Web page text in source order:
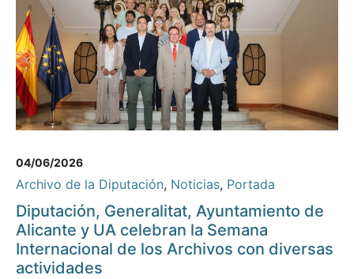
04/06/2026
Archivo de la Diputación, Noticias, Portada
Diputación, Generalitat, Ayuntamiento de
Alicante y UA celebran la Semana
Internacional de los Archivos con diversas
actividades